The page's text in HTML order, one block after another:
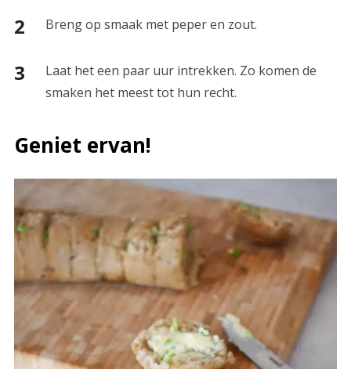
Breng op smaak met peper en zout.
Laat het een paar uur intrekken. Zo komen de
smaken het meest tot hun recht.
Geniet ervan!